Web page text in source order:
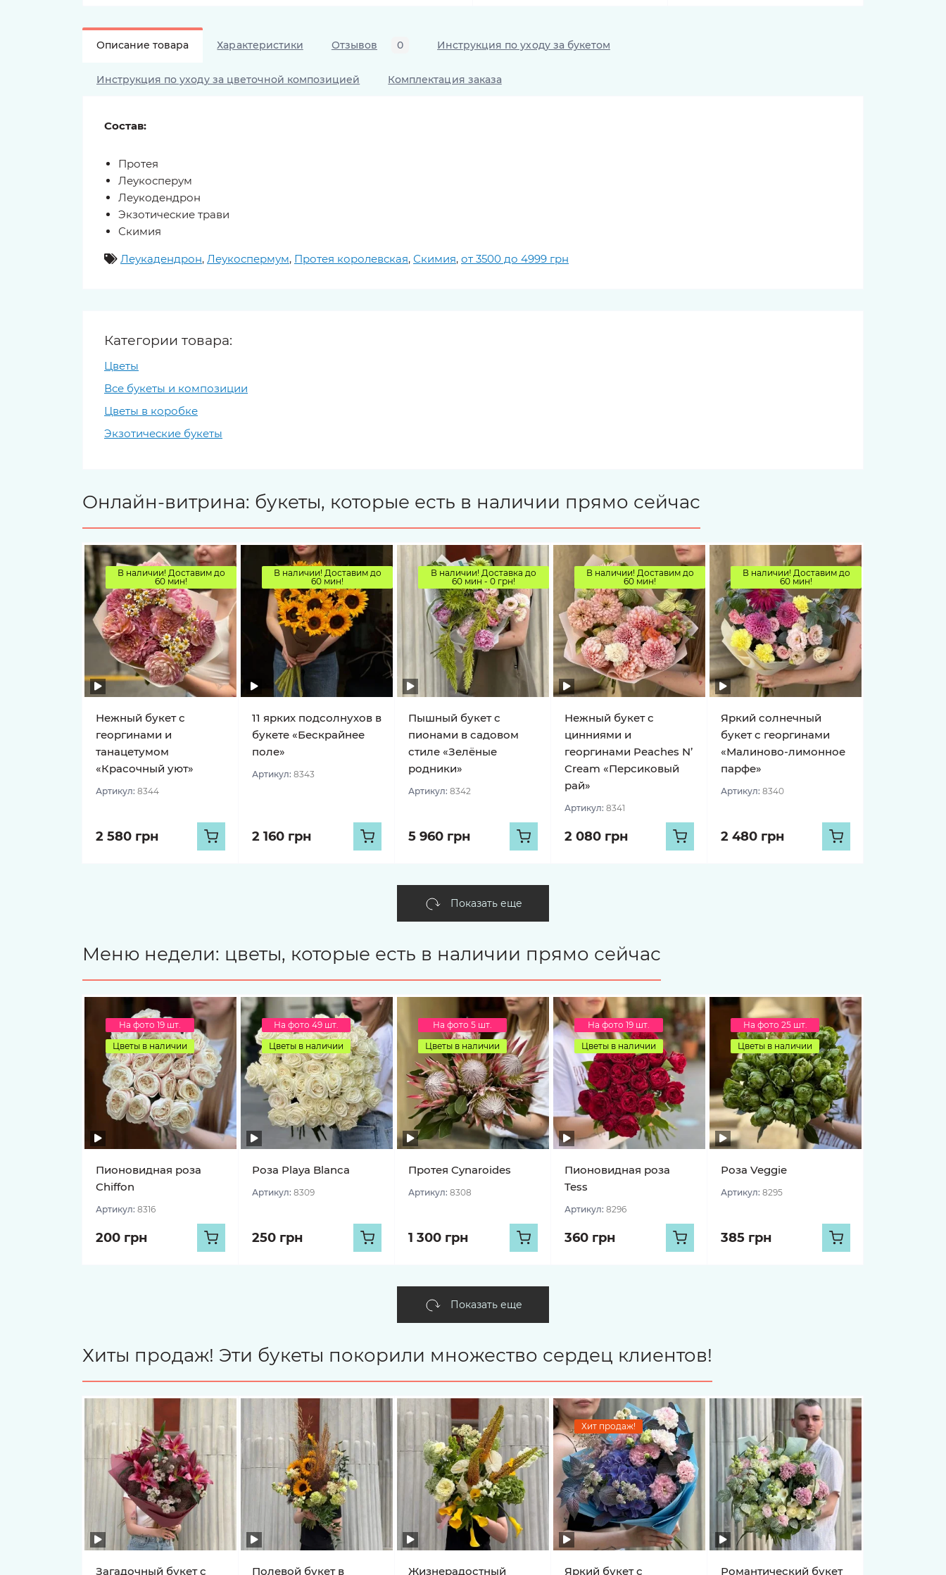
Описание товара Характеристики Отзывов 0 Инструкция по уходу за букетом
Инструкция по уходу за цветочной композицией Комплектация заказа
Состав:
Протея
Леукосперум
Леукодендрон
Экзотические трави
Скимия
Леукадендрон, Леукоспермум, Протея королевская, Скимия, от 3500 до 4999 грн
Категории товара:
Цветы
Все букеты и композиции
Цветы в коробке
Экзотические букеты
Онлайн-витрина: букеты, которые есть в наличии прямо сейчас
В наличии! Доставим до
60 мин!
Нежный букет с
георгинами и
танацетумом
«Красочный уют»
Артикул: 8344
2 580 грн
В наличии! Доставим до
60 мин!
11 ярких подсолнухов в
букете «Бескрайнее
поле»
Артикул: 8343
2 160 грн
В наличии! Доставка до
60 мин - 0 грн!
Пышный букет с
пионами в садовом
стиле «Зелёные
родники»
Артикул: 8342
5 960 грн
В наличии! Доставим до
60 мин!
Нежный букет с
цинниями и
георгинами Peaches N’
Cream «Персиковый
рай»
Артикул: 8341
2 080 грн
В наличии! Доставим до
60 мин!
Яркий солнечный
букет с георгинами
«Малиново-лимонное
парфе»
Артикул: 8340
2 480 грн
Показать еще
Меню недели: цветы, которые есть в наличии прямо сейчас
На фото 19 шт.
Цветы в наличии
Пионовидная роза
Chiffon
Артикул: 8316
200 грн
На фото 49 шт.
Цветы в наличии
Роза Playa Blanca
Артикул: 8309
250 грн
На фото 5 шт.
Цветы в наличии
Протея Cynaroides
Артикул: 8308
1 300 грн
На фото 19 шт.
Цветы в наличии
Пионовидная роза
Tess
Артикул: 8296
360 грн
На фото 25 шт.
Цветы в наличии
Роза Veggie
Артикул: 8295
385 грн
Показать еще
Хиты продаж! Эти букеты покорили множество сердец клиентов!
Загадочный букет с Полевой букет в Жизнерадостный
Хит продаж!
Яркий букет с Романтический букет